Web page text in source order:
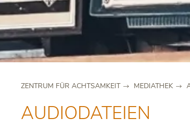
ZENTRUM FÜR ACHTSAMKEIT MEDIATHEK
AUDIODATEIEN